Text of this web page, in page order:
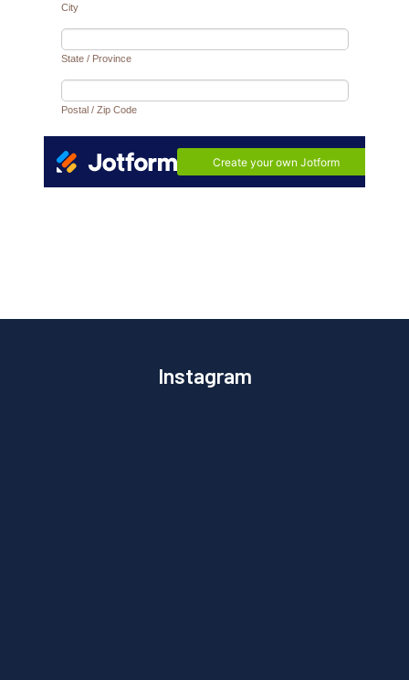
Instagram